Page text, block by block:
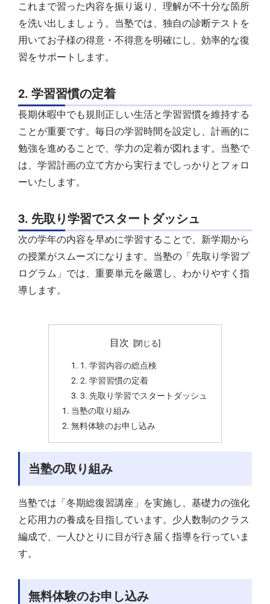
これまで習った内容を振り返り、理解が不十分な箇所
を洗い出しましょう。当塾では、独自の診断テストを
用いてお子様の得意・不得意を明確にし、効率的な復
習をサポートします。
2. 学習習慣の定着
長期休暇中でも規則正しい生活と学習習慣を維持する
ことが重要です。毎日の学習時間を設定し、計画的に
勉強を進めることで、学力の定着が図れます。当塾で
は、学習計画の立て方から実行までしっかりとフォロ
ーいたします。
3. 先取り学習でスタートダッシュ
次の学年の内容を早めに学習することで、新学期から
の授業がスムーズになります。当塾の「先取り学習プ
ログラム」では、重要単元を厳選し、わかりやすく指
導します。
目次
1. 学習内容の総点検
2. 学習習慣の定着
3. 先取り学習でスタートダッシュ
当塾の取り組み
無料体験のお申し込み
当塾の取り組み
当塾では「冬期総復習講座」を実施し、基礎力の強化
と応用力の養成を目指しています。少人数制のクラス
編成で、一人ひとりに目が行き届く指導を行っていま
す。
無料体験のお申し込み